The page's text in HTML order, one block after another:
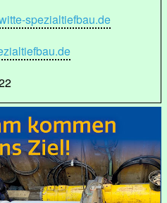
spezialtiefbau.de